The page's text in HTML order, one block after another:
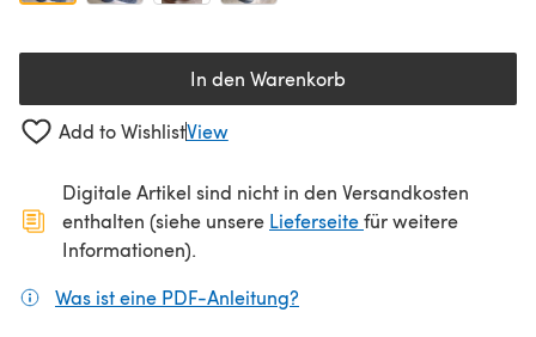
In den Warenkorb
Add to WishlistView
Digitale Artikel sind nicht in den Versandkosten
enthalten (siehe unsere Lieferseite(öffnet sich in
für weitere
Informationen).
Was ist eine PDF-Anleitung?